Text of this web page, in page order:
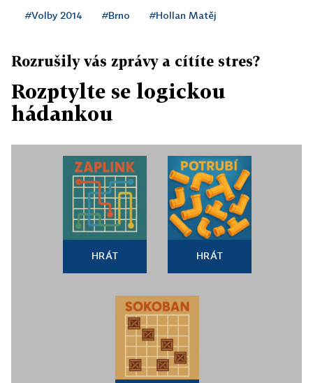
#Volby 2014 #Brno #Hollan Matěj
Rozrušily vás zprávy a cítíte stres?
Rozptylte se logickou
hádankou
HRÁT HRÁT